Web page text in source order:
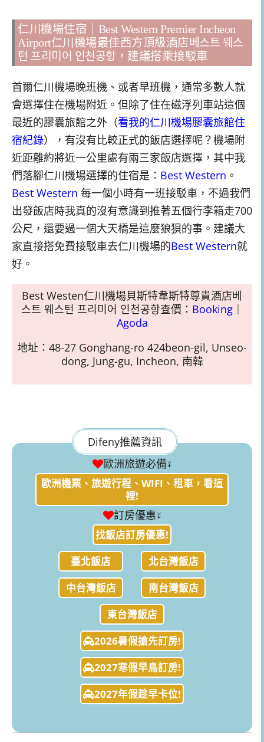
仁川機場住宿｜Best Western Premier Incheon
Airport仁川機場最佳西方頂級酒店베스트 웨스
턴 프리미어 인천공항，建議搭乘接駁車
首爾仁川機場晚班機、或者早班機，通常多數人就
會選擇住在機場附近。但除了住在磁浮列車站這個
最近的膠囊旅館之外（看我的仁川機場膠囊旅館住
宿紀錄），有沒有比較正式的飯店選擇呢？機場附
近距離約將近一公里處有兩三家飯店選擇，其中我
們落腳仁川機場選擇的住宿是： Best Western 。
Best Western 每一個小時有一班接駁車，不過我們
出發飯店時我真的沒有意識到推著五個行李箱走700
公尺，還要過一個大天橋是這麼狼狽的事。建議大
家直接搭免費接駁車去仁川機場的Best Western就
好。
Best Westen仁川機場貝斯特韋斯特尊貴酒店베
스트 웨스턴 프리미어 인천공항查價： Booking｜
Agoda
地址：48-27 Gonghang-ro 424beon-gil, Unseo-
dong, Jung-gu, Incheon, 南韓
Difeny推薦資訊
歐洲旅遊必備↓
歐洲機票、旅遊行程、WIFI、租車，看這
裡!
訂房優惠↓
找飯店訂房優惠!
臺北飯店
北台灣飯店
中台灣飯店
南台灣飯店
東台灣飯店
2026暑假搶先訂房!
2027寒假早鳥訂房!
2027年假趁早卡位!